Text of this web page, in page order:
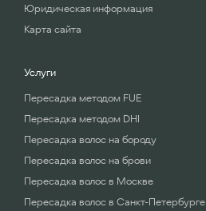
Юридическая информация
Карта сайта
Услуги
Пересадка методом FUE
Пересадка методом DHI
Пересадка волос на бороду
Пересадка волос на брови
Пересадка волос в Москве
Пересадка волос в Санкт-Петербурге